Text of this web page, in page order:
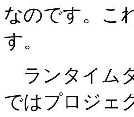
なのです。こ
す。
ランタイム
ではプロジェ